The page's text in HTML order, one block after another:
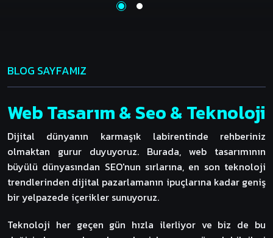
BLOG SAYFAMIZ
Web Tasarım & Seo & Teknoloji
Dijital dünyanın karmaşık labirentinde rehberiniz
olmaktan gurur duyuyoruz. Burada, web tasarımının
büyülü dünyasından SEO'nun sırlarına, en son teknoloji
trendlerinden dijital pazarlamanın ipuçlarına kadar geniş
bir yelpazede içerikler sunuyoruz.
Teknoloji her geçen gün hızla ilerliyor ve biz de bu